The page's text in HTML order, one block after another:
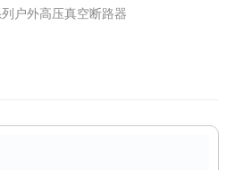
户外高压真空断路器